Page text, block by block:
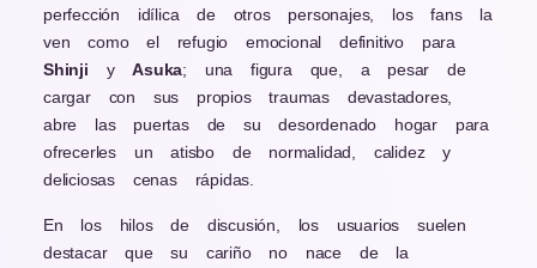
perfección idílica de otros personajes, los fans la
ven como el refugio emocional definitivo para
Shinji yAsuka; una figura que, a pesar de
cargar con sus propios traumas devastadores,
abre las puertas de su desordenado hogar para
ofrecerles un atisbo de normalidad, calidez y
deliciosas cenas rápidas.
En los hilos de discusión, los usuarios suelen
destacar que su cariño no nace de la